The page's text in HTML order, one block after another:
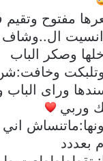
مفتوح وتقيم
ال..وشاف
وصكر الباب
وتلبكت
وراى الباب
وربي
بعددد